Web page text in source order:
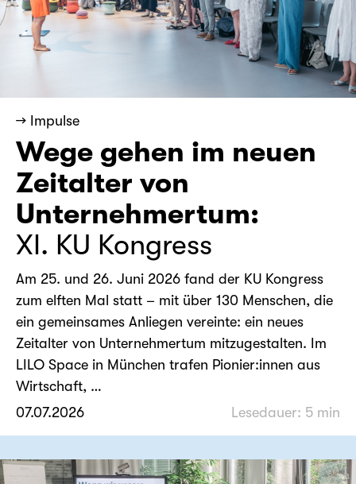
→ Impulse
Wege gehen im neuen
Zeitalter von
Unternehmertum:
XI. KU Kongress
Am 25. und 26. Juni 2026 fand der KU Kongress
zum elften Mal statt – mit über 130 Menschen, die
ein gemeinsames Anliegen vereinte: ein neues
Zeitalter von Unternehmertum mitzugestalten. Im
LILO Space in München trafen Pionier:innen aus
Wirtschaft, …
07.07.2026
Lesedauer: 5 min